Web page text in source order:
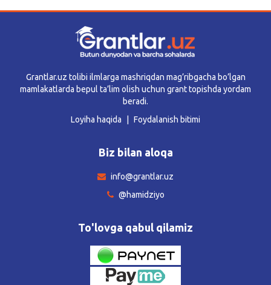
Grantlar.uz tolibi ilmlarga mashriqdan mag’ribgacha bo’lgan
mamlakatlarda bepul ta’lim olish uchun grant topishda yordam
beradi.
Loyiha haqida
Foydalanish bitimi
Biz bilan aloqa
info@grantlar.uz
@hamidziyo
To'lovga qabul qilamiz